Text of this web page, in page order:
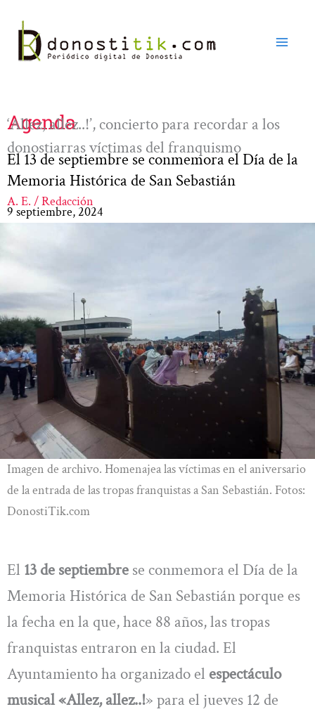
contenido
Agenda
‘Allez, allez..!’, concierto para recordar a los
donostiarras víctimas del franquismo
El 13 de septiembre se conmemora el Día de la
Memoria Histórica de San Sebastián
A. E. / Redacción
9 septiembre, 2024
Imagen de archivo. Homenajea las víctimas en el aniversario
de la entrada de las tropas franquistas a San Sebastián. Fotos:
DonostiTik.com
El 13 de septiembre se conmemora el Día de la
Memoria Histórica de San Sebastián porque es
la fecha en la que, hace 88 años, las tropas
franquistas entraron en la ciudad. El
Ayuntamiento ha organizado el espectáculo
musical «Allez, allez..!» para el jueves 12 de